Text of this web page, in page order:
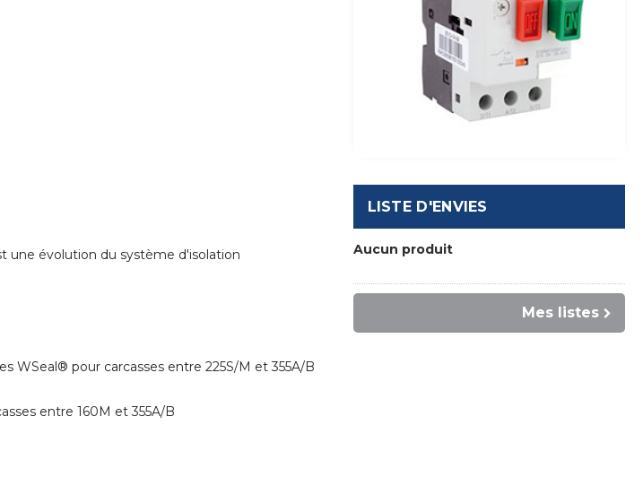
une évolution du système d'isolation
WSeal® pour carcasses entre 225S/M et 355A/B
entre 160M et 355A/B
LISTE D'ENVIES
Aucun produit
Mes listes